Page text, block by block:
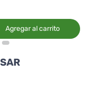
Agregar al carrito